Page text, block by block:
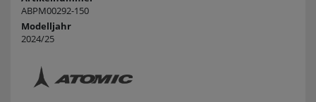
ABPM00292-150
Modelljahr
2024/25